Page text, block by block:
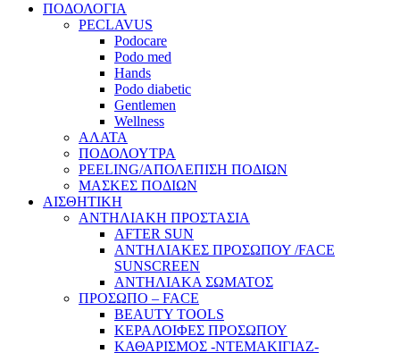
ΠΟΔΟΛΟΓΙΑ
PECLAVUS
Podocare
Podo med
Hands
Podo diabetic
Gentlemen
Wellness
ΑΛΑΤΑ
ΠΟΔΟΛΟΥΤΡΑ
PEELING/ΑΠΟΛΕΠΙΣΗ ΠΟΔΙΩΝ
ΜΑΣΚΕΣ ΠΟΔΙΩΝ
ΑΙΣΘΗΤΙΚΗ
ΑΝΤΗΛΙΑΚΗ ΠΡΟΣΤΑΣΙΑ
AFTER SUN
ΑΝΤΗΛΙΑΚΕΣ ΠΡΟΣΩΠΟΥ /FACE
SUNSCREEN
ΑΝΤΗΛΙΑΚΑ ΣΩΜΑΤΟΣ
ΠΡΟΣΩΠΟ – FACE
BEAUTY TOOLS
ΚΕΡΑΛΟΙΦΕΣ ΠΡΟΣΩΠΟΥ
ΚΑΘΑΡΙΣΜΟΣ -ΝΤΕΜΑΚΙΓΙΑΖ-